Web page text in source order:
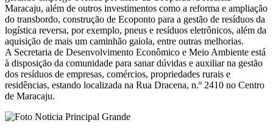
Maracaju, além de outros investimentos como a reforma e ampliação
do transbordo, construção de Ecoponto para a gestão de resíduos da
logística reversa, por exemplo, pneus e resíduos eletrônicos, além da
aquisição de mais um caminhão gaiola, entre outras melhorias.
A Secretaria de Desenvolvimento Econômico e Meio Ambiente está
à disposição da comunidade para sanar dúvidas e auxiliar na gestão
dos resíduos de empresas, comércios, propriedades rurais e
residências, estando localizada na Rua Dracena, n.º 2410 no Centro
de Maracaju.